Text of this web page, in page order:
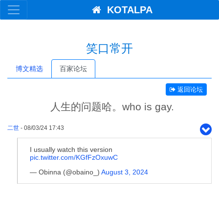
KOTALPA
笑口常开
博文精选 百家论坛
返回论坛
人生的问题哈。who is gay.
二世 - 08/03/24 17:43
I usually watch this version
pic.twitter.com/KGfFzOxuwC
— Obinna (@obaino_) August 3, 2024